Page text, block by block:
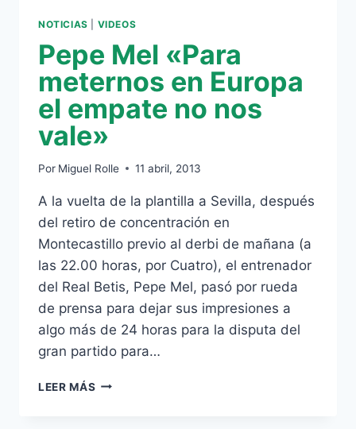
NOTICIAS VIDEOS
Pepe Mel «Para
meternos en Europa
el empate no nos
vale»
Por Miguel Rolle 11 abril, 2013
A la vuelta de la plantilla a Sevilla, después
del retiro de concentración en
Montecastillo previo al derbi de mañana (a
las 22.00 horas, por Cuatro), el entrenador
del Real Betis, Pepe Mel, pasó por rueda
de prensa para dejar sus impresiones a
algo más de 24 horas para la disputa del
gran partido para…
LEER MÁS PEPE